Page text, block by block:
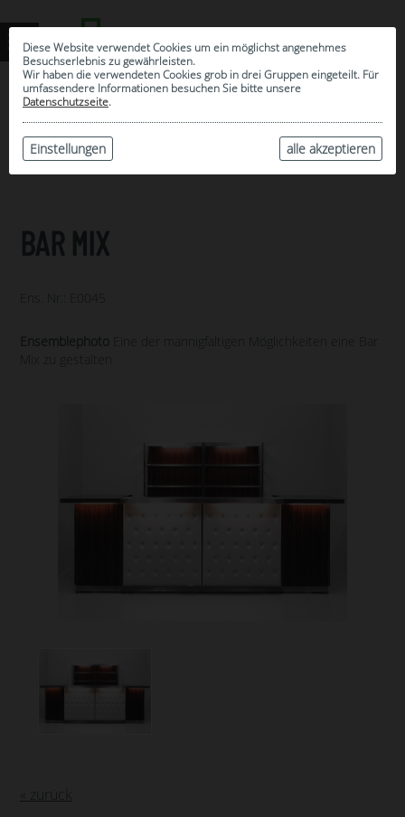
Diese Website verwendet Cookies um ein möglichst angenehmes
Besuchserlebnis zu gewährleisten.
Wir haben die verwendeten Cookies grob in drei Gruppen eingeteilt. Für
umfassendere Informationen besuchen Sie bitte unsere
Datenschutzseite.
alle akzeptieren
Einstellungen
ARCHIV
BAR MIX
Ensemblephoto Eine der mannigfaltigen Möglichkeiten eine Bar
Mix zu gestalten
« zurück